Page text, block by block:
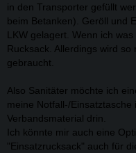
in den Transporter gefüllt
beim Betanken). Geröll und
LKW gelagert. Wenn ich
Rucksack. Allerdings wird
gebraucht.
Also Sanitäter möchte ich
meine Notfall-/
Verbandsmaterial drin.
Ich könnte mir auch eine
"Einsatzrucksack" auch für